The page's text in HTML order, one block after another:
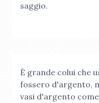
saggio.
È grande colui che
fossero d'argento,
vasi d'argento